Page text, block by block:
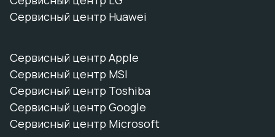
Сервисный центр Huawei
Сервисный центр Apple
Сервисный центр MSI
Сервисный центр Toshiba
Сервисный центр Google
Сервисный центр Microsoft